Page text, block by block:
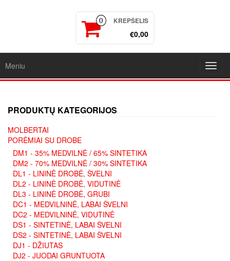
0 KREPŠELIS
€0,00
Meniu
PRODUKTŲ KATEGORIJOS
MOLBERTAI
PORĖMIAI SU DROBE
DM1 - 35% MEDVILNĖ / 65% SINTETIKA
DM2 - 70% MEDVILNĖ / 30% SINTETIKA
DL1 - LININĖ DROBĖ, ŠVELNI
DL2 - LININĖ DROBĖ, VIDUTINĖ
DL3 - LININĖ DROBĖ, GRUBI
DC1 - MEDVILNINĖ, LABAI ŠVELNI
DC2 - MEDVILNINĖ, VIDUTINĖ
DS1 - SINTETINĖ, LABAI ŠVELNI
DS2 - SINTETINĖ, LABAI ŠVELNI
DJ1 - DŽIUTAS
DJ2 - JUODAI GRUNTUOTA